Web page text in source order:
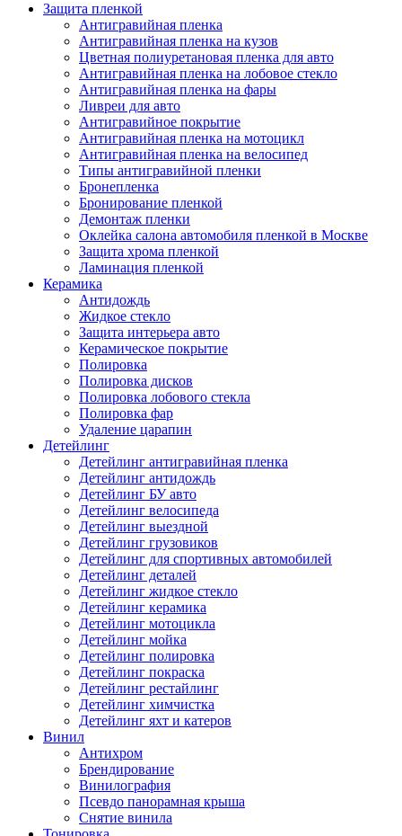
Защита пленкой
Антигравийная пленка
Антигравийная пленка на кузов
Цветная полиуретановая пленка для авто
Антигравийная пленка на лобовое стекло
Антигравийная пленка на фары
Ливреи для авто
Антигравийное покрытие
Антигравийная пленка на мотоцикл
Антигравийная пленка на велосипед
Типы антигравийной пленки
Бронепленка
Бронирование пленкой
Демонтаж пленки
Оклейка салона автомобиля пленкой в Москве
Защита хрома пленкой
Ламинация пленкой
Керамика
Антидождь
Жидкое стекло
Защита интерьера авто
Керамическое покрытие
Полировка
Полировка дисков
Полировка лобового стекла
Полировка фар
Удаление царапин
Детейлинг
Детейлинг антигравийная пленка
Детейлинг антидождь
Детейлинг БУ авто
Детейлинг велосипеда
Детейлинг выездной
Детейлинг грузовиков
Детейлинг для спортивных автомобилей
Детейлинг деталей
Детейлинг жидкое стекло
Детейлинг керамика
Детейлинг мотоцикла
Детейлинг мойка
Детейлинг полировка
Детейлинг покраска
Детейлинг рестайлинг
Детейлинг химчистка
Детейлинг яхт и катеров
Винил
Антихром
Брендирование
Винилография
Псевдо панорамная крыша
Снятие винила